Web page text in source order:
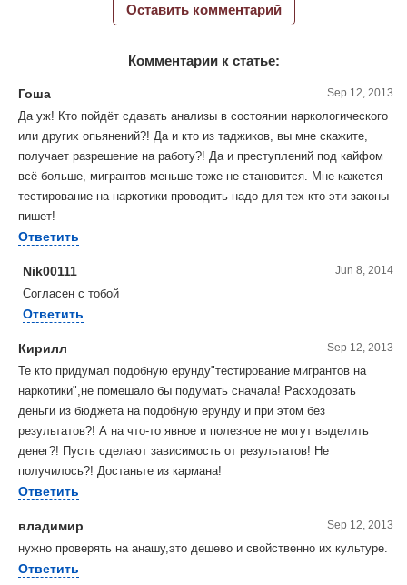
Оставить комментарий
Комментарии к статье:
Гоша Sep 12, 2013
Да уж! Кто пойдёт сдавать анализы в состоянии наркологического
или других опьянений?! Да и кто из таджиков, вы мне скажите,
получает разрешение на работу?! Да и преступлений под кайфом
всё больше, мигрантов меньше тоже не становится. Мне кажется
тестирование на наркотики проводить надо для тех кто эти законы
пишет!
Ответить
Nik00111 Jun 8, 2014
Согласен с тобой
Ответить
Кирилл Sep 12, 2013
Те кто придумал подобную ерунду"тестирование мигрантов на
наркотики",не помешало бы подумать сначала! Расходовать
деньги из бюджета на подобную ерунду и при этом без
результатов?! А на что-то явное и полезное не могут выделить
денег?! Пусть сделают зависимость от результатов! Не
получилось?! Достаньте из кармана!
Ответить
владимир Sep 12, 2013
нужно проверять на анашу,это дешево и свойственно их культуре.
Ответить